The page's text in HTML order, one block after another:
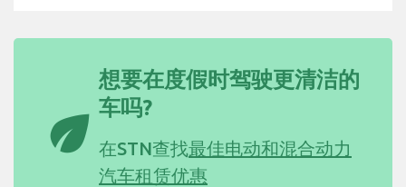
eco
想要在度假时驾驶更清洁的
车吗?
在STN查找最佳电动和混合动力
汽车租赁优惠